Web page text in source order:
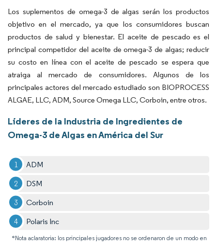
Los suplementos de omega-3 de algas serán los productos
objetivo en el mercado, ya que los consumidores buscan
productos de salud y bienestar. El aceite de pescado es el
principal competidor del aceite de omega-3 de algas; reducir
su costo en línea con el aceite de pescado se espera que
atraiga al mercado de consumidores. Algunos de los
principales actores del mercado estudiado son BIOPROCESS
ALGAE, LLC, ADM, Source Omega LLC, Corboin, entre otros.
Líderes de la Industria de Ingredientes de
Omega-3 de Algas en América del Sur
ADM
DSM
Corboin
Polaris Inc
*Nota aclaratoria: los principales jugadores no se ordenaron de un modo en